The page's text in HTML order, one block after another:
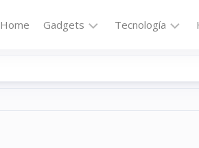
Home Gadgets Tecnología